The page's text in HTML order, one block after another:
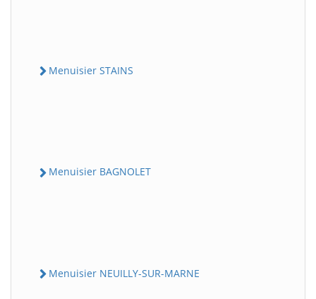
Menuisier STAINS
Menuisier BAGNOLET
Menuisier NEUILLY-SUR-MARNE